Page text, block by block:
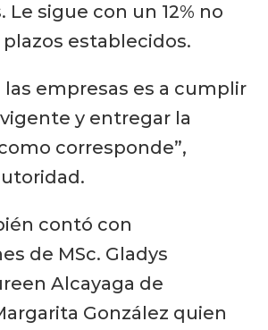
sigue con un 12% no
plazos establecidos.
las empresas es a cumplir
y entregar la
corresponde”,
contó con
de MSc. Gladys
Alcayaga de
González quien